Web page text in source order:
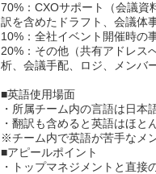
70%：CXOサポート（会議資
訳を含めたドラフト、会議体
10%：全社イベント開催時の
20%：その他（共有アドレス
析、会議手配、ロジ、メンバ
■英語使用場面
・所属チーム内の言語は日本
・翻訳も含めると英語はほと
※チーム内で英語が苦手なメ
■アピールポイント
・トップマネジメントと直